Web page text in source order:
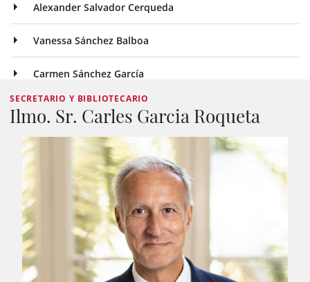
Alexander Salvador Cerqueda
Vanessa Sánchez Balboa
Carmen Sánchez García
SECRETARIO Y BIBLIOTECARIO
Ilmo. Sr. Carles Garcia Roqueta